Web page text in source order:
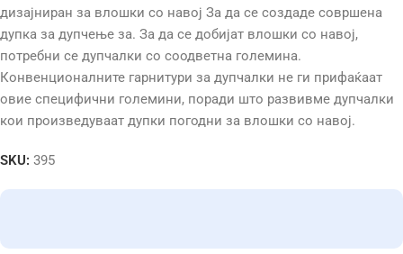
дизајниран за влошки со навој За да се создаде совршена
дупка за дупчење за. За да се добијат влошки со навој,
потребни се дупчалки со соодветна големина.
Конвенционалните гарнитури за дупчалки не ги прифаќаат
овие специфични големини, поради што развивме дупчалки
кои произведуваат дупки погодни за влошки со навој.
SKU: 395